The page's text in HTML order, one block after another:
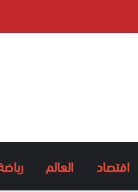
اقتصاد العالم